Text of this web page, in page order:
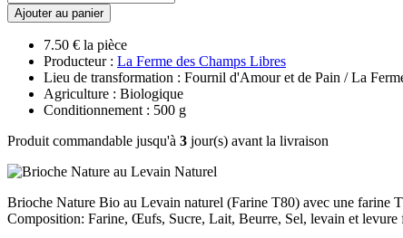
Ajouter au panier
7.50 € la pièce
Producteur : La Ferme des Champs Libres
Lieu de transformation : Fournil d'Amour et de Pain / La
Agriculture : Biologique
Conditionnement : 500 g
Produit commandable jusqu'à 3 jour(s) avant la livraison
Brioche Nature Bio au Levain naturel (Farine T80) avec une farine
Composition: Farine, Œufs, Sucre, Lait, Beurre, Sel, levain et levure